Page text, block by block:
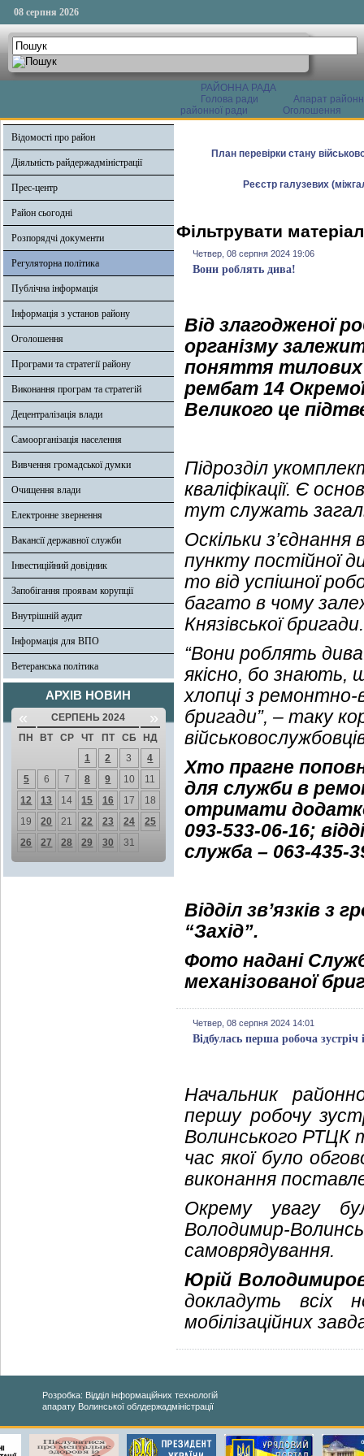
08 серпня 2026
РАЙОННА РАДА
Голова ради
Апарат
районної ради
Оголошення
Відомості про район
Діяльність райдержадміністрації
Прес-центр
Район сьогодні
Розпорядчі документи
Регуляторна політика
Публічна інформація
Інформація з установ району
Оголошення
Програми та стратегії району
Виконання програм та стратегій
Децентралізація влади
Самоорганізація населення
Вивчення громадської думки
Очищення влади
Електронне звернення
Вакансії державної служби
Інвестиційний довідник
Запобігання проявам корупції
Внутрішній аудит
Інформація для ВПО
Ветеранська політика
АРХІВ НОВИН
« СЕРПЕНЬ 2024 »
ПН ВТ СР ЧТ ПТ СБ
НД
1
2 3
4
5
6 7 8 9 10
11
12
13 14 15 16 17
18
19
20 21 22 23 24
25
26
27 28 29 30 31
План перевірки стану
Реєстр галузевих
Фільтрувати
Четвер, 08 серпня 2024 19:06
Вони роблять дива!
Від злагодженої
організму
поняття тилових і
рембат 14 Окремої
Великого це
Підрозділ
кваліфікації. Є
тут служать
Оскільки з’єднання
пункту постійної
то від успішної
багато в чому
Князівської бригади.
“Вони роблять
якісно, бо знають,
хлопці з ремонтно-
бригади”, – таку
Хто прагне
для служби в
отримати
093-533-06-16;
служба – 063-435-
Відділ зв’язків
“Захід”.
Фото надані
механізованої
Четвер, 08 серпня 2024 14:01
Відбулась перша робоча
Начальник
першу робочу
Волинського РТЦК
час якої було
виконання
Окрему увагу
Володимир-
самоврядування.
Юрій
докладуть всіх
мобілізаційних
Розробка: Відділ інформаційних технологій
апарату Волинської облдержадміністрації